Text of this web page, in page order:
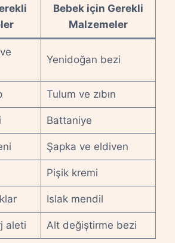
Bebek için Gerekli
Malzemeler
Yenidoğan bezi
Tulum ve zıbın
Battaniye
Şapka ve eldiven
Pişik kremi
Islak mendil
aleti Alt değiştirme bezi